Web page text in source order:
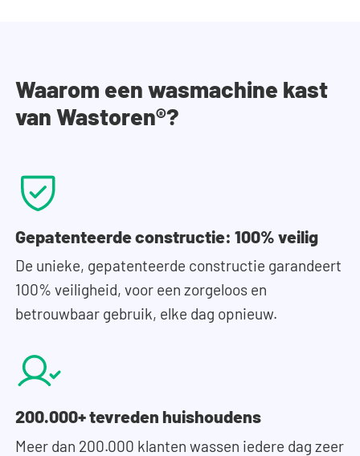
Waarom een wasmachine kast
van Wastoren®?
Gepatenteerde constructie: 100% veilig
De unieke, gepatenteerde constructie garandeert
100% veiligheid, voor een zorgeloos en
betrouwbaar gebruik, elke dag opnieuw.
200.000+ tevreden huishoudens
Meer dan 200.000 klanten wassen iedere dag zeer